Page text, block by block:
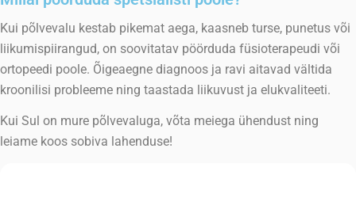
Kui põlvevalu kestab pikemat aega, kaasneb turse, punetus või
liikumispiirangud, on soovitatav pöörduda füsioterapeudi või
ortopeedi poole. Õigeaegne diagnoos ja ravi aitavad vältida
kroonilisi probleeme ning taastada liikuvust ja elukvaliteeti.
Kui Sul on mure põlvevaluga, võta meiega ühendust ning
leiame koos sobiva lahenduse!